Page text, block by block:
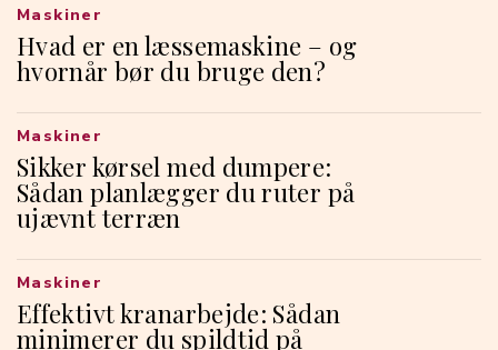
Hvad er en læssemaskine – og
hvornår bør du bruge den?
Maskiner
Sikker kørsel med dumpere:
Sådan planlægger du ruter på
ujævnt terræn
Maskiner
Effektivt kranarbejde: Sådan
minimerer du spildtid på
Maskiner